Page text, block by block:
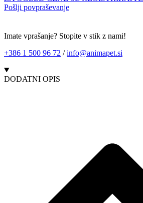
Pošlji povpraševanje
Imate vprašanje? Stopite v stik z nami!
+386 1 500 96 72 /info@animapet.si
DODATNI OPIS